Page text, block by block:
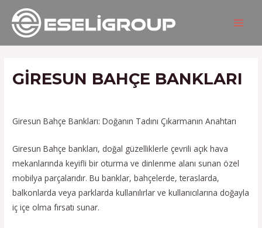
İçeriğe
atla
GIRESUN BAHÇE BANKLARI
Giresun Bahçe Bankları: Doğanın Tadını Çıkarmanın Anahtarı
Giresun Bahçe bankları, doğal güzelliklerle çevrili açık hava
mekanlarında keyifli bir oturma ve dinlenme alanı sunan özel
mobilya parçalarıdır. Bu banklar, bahçelerde, teraslarda,
balkonlarda veya parklarda kullanılırlar ve kullanıcılarına doğayla
iç içe olma fırsatı sunar.
Yazı
gezinmesi